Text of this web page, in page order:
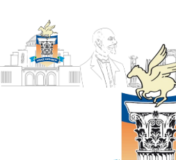
ΔΗΜΟΣ
ΚΟΡΙΝΘΙΩΝ